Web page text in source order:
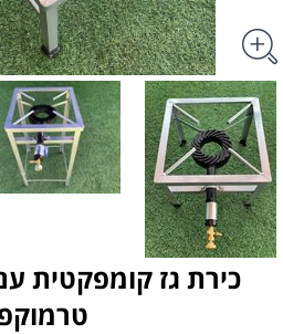
כירת גז קומפקטית